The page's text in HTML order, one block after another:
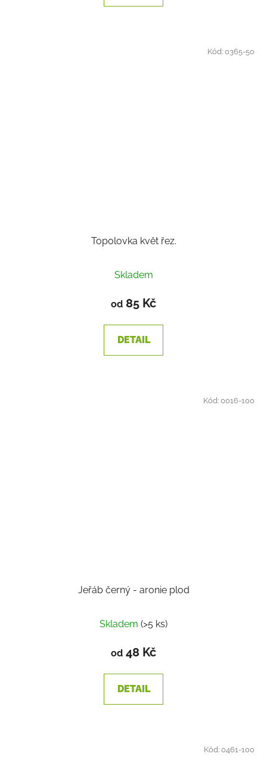
Topolovka květ řez.
Skladem
od 85 Kč
DETAIL
Kód:0365-50
Jeřáb černý - aronie plod
Skladem (>5 ks)
od 48 Kč
DETAIL
Kód:0016-100
Kód:0461-100